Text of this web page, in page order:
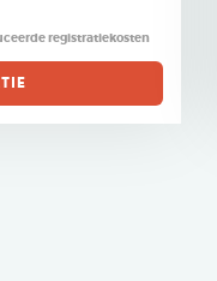
registratiekosten